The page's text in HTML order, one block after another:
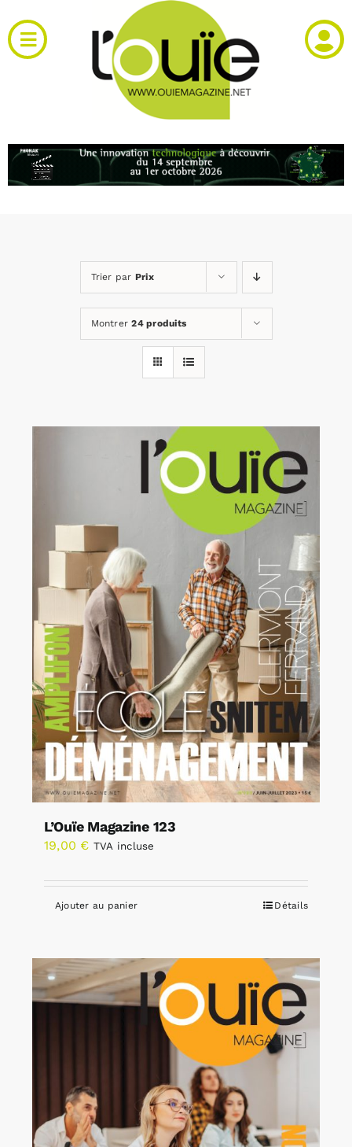
au
contenu
Toggle
Navigation
RH et emploi
Trier par Prix
Montrer24 produits
L’Ouïe Magazine 123
19,00 € TVA incluse
Ajouter au panier Détails